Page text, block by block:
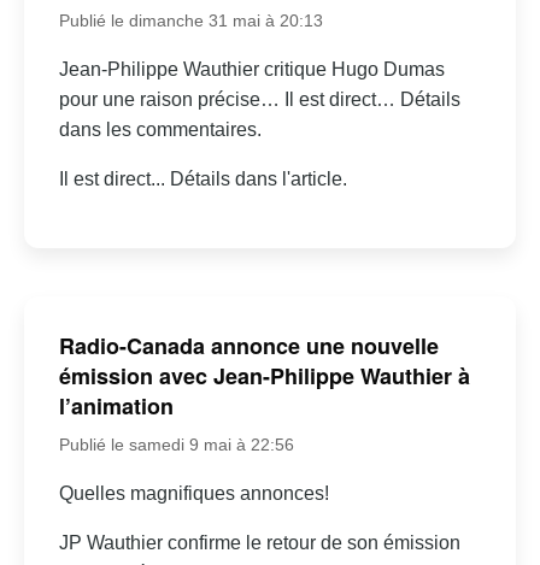
Publié le dimanche 31 mai à 20:13
Jean-Philippe Wauthier critique Hugo Dumas
pour une raison précise… Il est direct… Détails
dans les commentaires.
Il est direct... Détails dans l'article.
Radio-Canada annonce une nouvelle
émission avec Jean-Philippe Wauthier à
l’animation
Publié le samedi 9 mai à 22:56
Quelles magnifiques annonces!
JP Wauthier confirme le retour de son émission